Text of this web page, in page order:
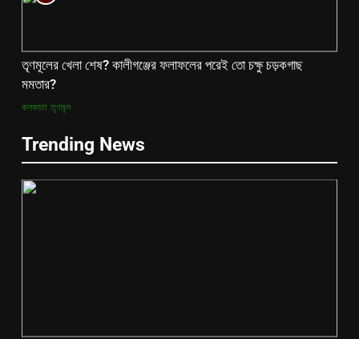
তৃণমূলের খেলা শেষ? কালীগঞ্জের ফলাফলের পরেই তো চক্ষু চড়কগাছ
মমতার?
কলকাতা তৃণমূল
Trending News